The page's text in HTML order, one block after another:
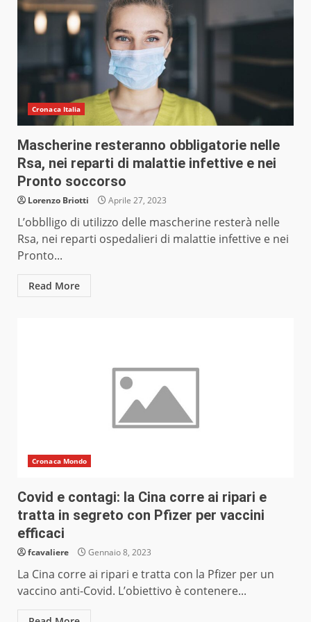
Cronaca Italia
Mascherine resteranno obbligatorie nelle
Rsa, nei reparti di malattie infettive e nei
Pronto soccorso
Lorenzo Briotti Aprile 27, 2023
L’obblligo di utilizzo delle mascherine resterà nelle
Rsa, nei reparti ospedalieri di malattie infettive e nei
Pronto...
Read More
Cronaca Mondo
Covid e contagi: la Cina corre ai ripari e
tratta in segreto con Pfizer per vaccini
efficaci
fcavaliere Gennaio 8, 2023
La Cina corre ai ripari e tratta con la Pfizer per un
vaccino anti-Covid. L’obiettivo è contenere...